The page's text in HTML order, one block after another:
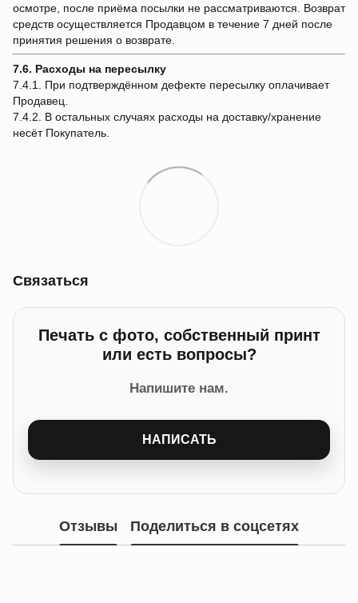
осмотре, после приёма посылки не рассматриваются. Возврат
средств осуществляется Продавцом в течение 7 дней после
принятия решения о возврате.
7.6. Расходы на пересылку
7.4.1. При подтверждённом дефекте пересылку оплачивает
Продавец.
7.4.2. В остальных случаях расходы на доставку/хранение
несёт Покупатель.
Связаться
Печать с фото, собственный принт
или есть вопросы?
Напишите нам.
НАПИСАТЬ
Отзывы Поделиться в соцсетях